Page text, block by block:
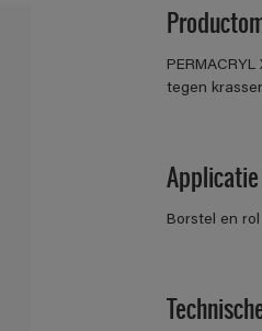
tegen
Borstel en rol